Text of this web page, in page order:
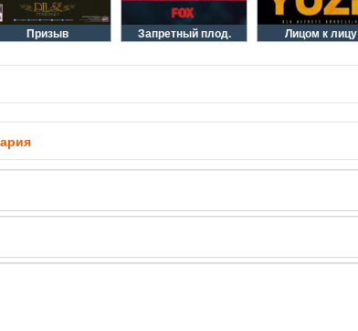
Призыв Запретный плод. Лицом к лицу